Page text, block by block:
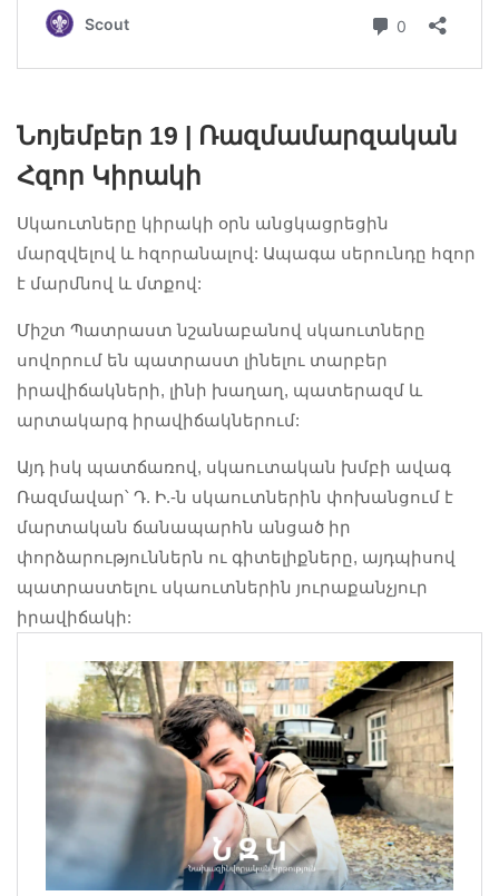
Նոյեմբեր 19 | Ռազմամարզական
Հզոր Կիրակի
Սկաուտները կիրակի օրն անցկացրեցին
մարզվելով և հզորանալով: Ապագա սերունդը հզոր
է մարմնով և մտքով:
Միշտ Պատրաստ նշանաբանով սկաուտները
սովորում են պատրաստ լինելու տարբեր
իրավիճակների, լինի խաղաղ, պատերազմ և
արտակարգ իրավիճակներում:
Այդ իսկ պատճառով, սկաուտական խմբի ավագ
Ռազմավար՝ Դ. Ի.-ն սկաուտներին փոխանցում է
մարտական ճանապարհն անցած իր
փորձարություններն ու գիտելիքները, այդպիսով
պատրաստելու սկաուտներին յուրաքանչյուր
իրավիճակի: